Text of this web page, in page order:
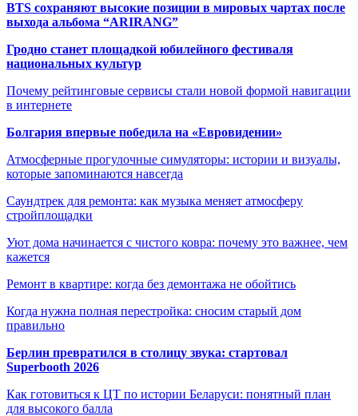
BTS сохраняют высокие позиции в мировых чартах после
выхода альбома “ARIRANG”
Гродно станет площадкой юбилейного фестиваля
национальных культур
Почему рейтинговые сервисы стали новой формой навигации
в интернете
Болгария впервые победила на «Евровидении»
Атмосферные прогулочные симуляторы: истории и визуалы,
которые запоминаются навсегда
Саундтрек для ремонта: как музыка меняет атмосферу
стройплощадки
Уют дома начинается с чистого ковра: почему это важнее, чем
кажется
Ремонт в квартире: когда без демонтажа не обойтись
Когда нужна полная перестройка: сносим старый дом
правильно
Берлин превратился в столицу звука: стартовал
Superbooth 2026
Как готовиться к ЦТ по истории Беларуси: понятный план
для высокого балла